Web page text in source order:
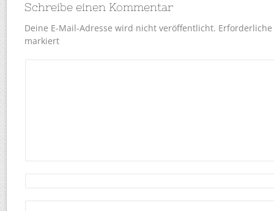
Schreibe einen Kommentar
Deine E-Mail-Adresse wird nicht veröffentlicht.
markiert